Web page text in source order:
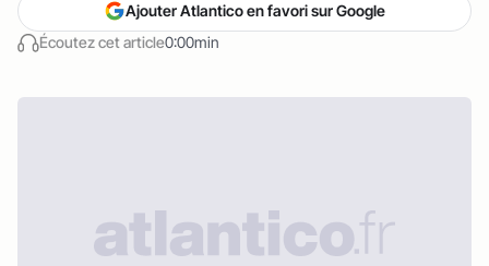
Écoutez cet article0:00min
Ajouter Atlantico en favori sur Google